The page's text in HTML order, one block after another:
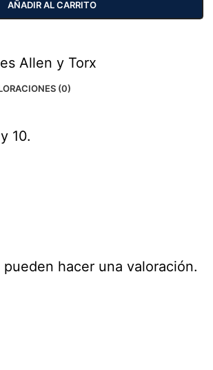
AÑADIR AL CARRITO
Allen y Torx
(0)
10.
hacer una valoración.